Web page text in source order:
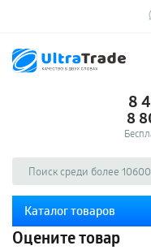
8
8
Каталог товаров
Оцените товар